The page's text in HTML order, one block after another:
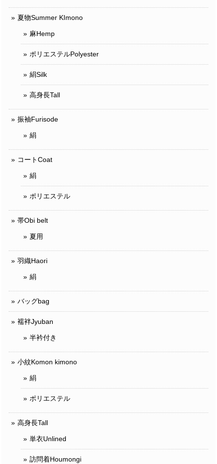
夏物Summer KImono
麻Hemp
ポリエステルPolyester
絹Silk
高身長Tall
振袖Furisode
絹
コートCoat
絹
ポリエステル
帯Obi belt
夏用
羽織Haori
絹
バッグbag
襦袢Jyuban
半衿付き
小紋Komon kimono
絹
ポリエステル
高身長Tall
単衣Unlined
訪問着Houmongi